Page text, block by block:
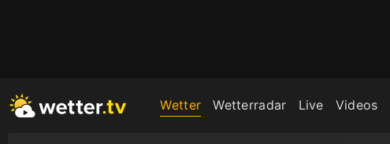
Wetter Wetterradar Live Videos